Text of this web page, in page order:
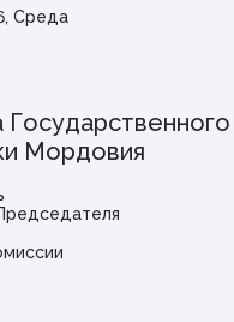
Среда
Мордовия